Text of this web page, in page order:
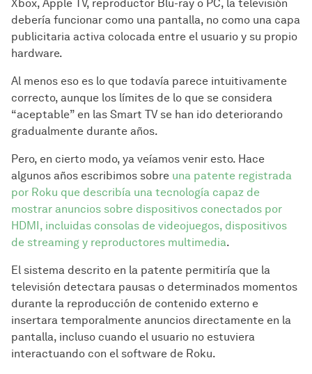
Xbox, Apple TV, reproductor Blu-ray o PC, la televisión
debería funcionar como una pantalla, no como una capa
publicitaria activa colocada entre el usuario y su propio
hardware.
Al menos eso es lo que todavía parece intuitivamente
correcto, aunque los límites de lo que se considera
“aceptable” en las Smart TV se han ido deteriorando
gradualmente durante años.
Pero, en cierto modo, ya veíamos venir esto. Hace
algunos años escribimos sobre una patente registrada
por Roku que describía una tecnología capaz de
mostrar anuncios sobre dispositivos conectados por
HDMI, incluidas consolas de videojuegos, dispositivos
de streaming y reproductores multimedia.
El sistema descrito en la patente permitiría que la
televisión detectara pausas o determinados momentos
durante la reproducción de contenido externo e
insertara temporalmente anuncios directamente en la
pantalla, incluso cuando el usuario no estuviera
interactuando con el software de Roku.